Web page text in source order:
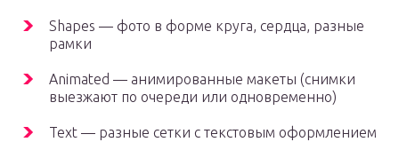
Shapes — фото в форме круга, сердца, разные
рамки
Animated — анимированные макеты (снимки
выезжают по очереди или одновременно)
Text — разные сетки с текстовым оформлением